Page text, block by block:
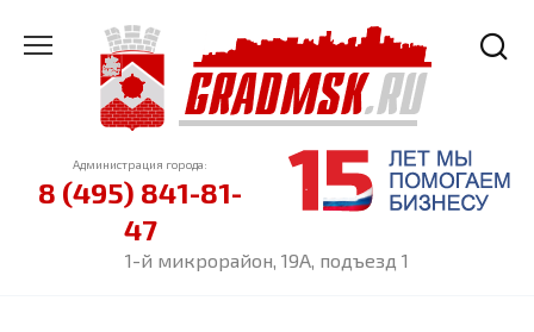
содержанию
Администрация города:
8 (495) 841-81-
47
1-й микрорайон, 19А, подъезд 1